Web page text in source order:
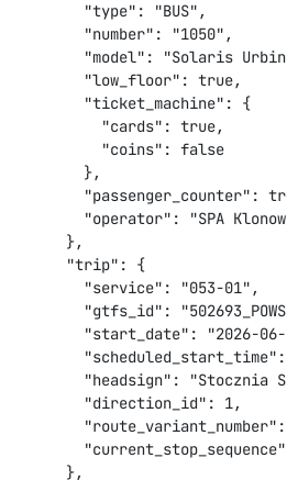
        "type": "BUS",
        "number": "1050",
"model": "Solaris
        "low_floor": true,
        "ticket_machine": {
          "cards": true,
          "coins": false
        },
"passenger_counter":
"operator": "SPA
      },
      "trip": {
        "service": "053-01",
"gtfs_id":
"start_date": "2026-06-
"headsign": "Stocznia
        "direction_id": 1,
"route_variant_number":
      },